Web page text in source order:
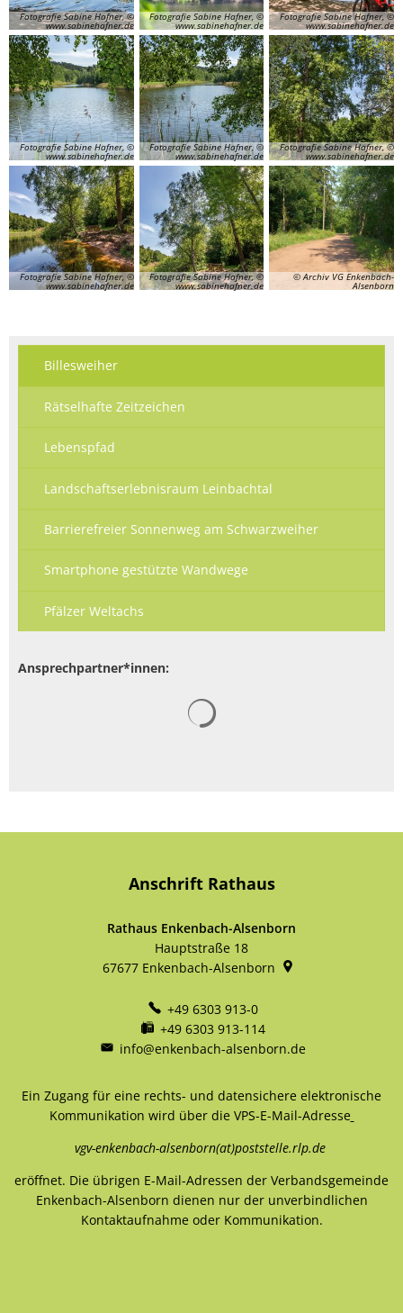
Fotografie Sabine Hafner, ©
www.sabinehafner.de
Fotografie Sabine Hafner, ©
www.sabinehafner.de
Fotografie Sabine Hafner, ©
www.sabinehafner.de
Fotografie Sabine Hafner, ©
www.sabinehafner.de
Fotografie Sabine Hafner, ©
www.sabinehafner.de
Fotografie Sabine Hafner, ©
www.sabinehafner.de
Fotografie Sabine Hafner, ©
www.sabinehafner.de
Fotografie Sabine Hafner, ©
www.sabinehafner.de
© Archiv VG Enkenbach-
Alsenborn
Billesweiher
Rätselhafte Zeitzeichen
Lebenspfad
Landschaftserlebnisraum Leinbachtal
Barrierefreier Sonnenweg am Schwarzweiher
Smartphone gestützte Wandwege
Pfälzer Weltachs
Ansprechpartner*innen:
Anschrift Rathaus
Rathaus Enkenbach-Alsenborn
Hauptstraße 18
67677 Enkenbach-Alsenborn
+49 6303 913-0
+49 6303 913-114
info@enkenbach-alsenborn.de
Ein Zugang für eine rechts- und datensichere elektronische
Kommunikation wird über die VPS-E-Mail-Adresse
vgv-enkenbach-alsenborn(at)poststelle.rlp.de
eröffnet. Die übrigen E-Mail-Adressen der Verbandsgemeinde
Enkenbach-Alsenborn dienen nur der unverbindlichen
Kontaktaufnahme oder Kommunikation.